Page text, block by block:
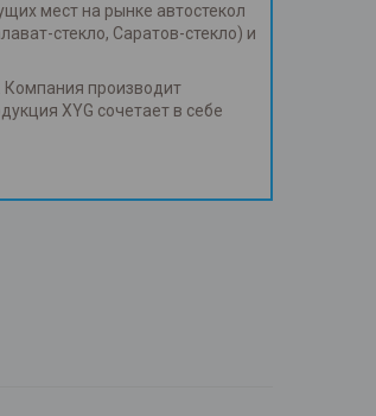
мест на рынке автостекол
стекло, Саратов-стекло) и
Компания производит
XYG сочетает в себе